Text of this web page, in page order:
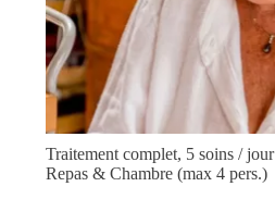
Traitement complet, 5 soins / jour
Repas & Chambre (max 4 pers.)